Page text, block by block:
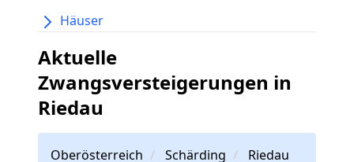
Häuser
Aktuelle
Zwangsversteigerungen in
Riedau
Oberösterreich Schärding Riedau